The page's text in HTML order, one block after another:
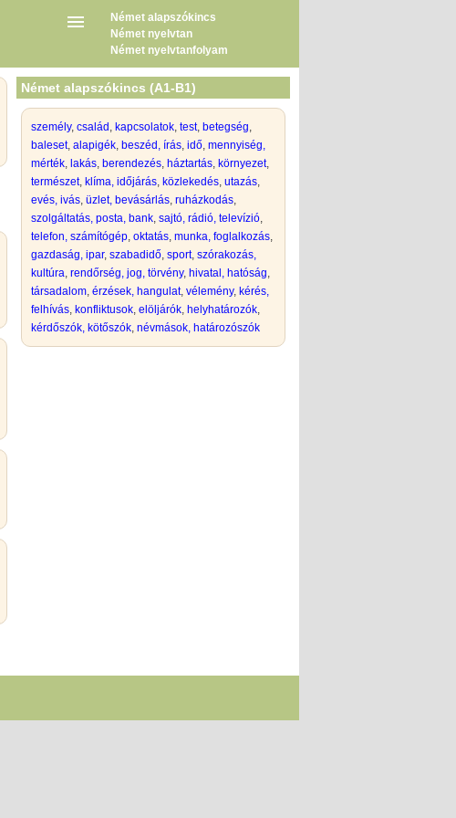
Német alapszókincs
Német nyelvtan
Német nyelvtanfolyam
Német alapszókincs (A1-B1)
személy, család , kapcsolatok, test, betegség,
baleset, alapigék, beszéd, írás, idő, mennyiség,
mérték, lakás, berendezés, háztartás, környezet,
természet, klíma, időjárás, közlekedés, utazás,
evés, ivás, üzlet, bevásárlás, ruházkodás,
szolgáltatás, posta, bank, sajtó, rádió, televízió,
telefon, számítógép, oktatás, munka, foglalkozás,
gazdaság, ipar, szabadidő, sport, szórakozás,
kultúra, rendőrség, jog, törvény, hivatal, hatóság,
társadalom, érzések, hangulat, vélemény, kérés,
felhívás, konfliktusok, elöljárók, helyhatározók,
kérdőszók, kötőszók, névmások, határozószók